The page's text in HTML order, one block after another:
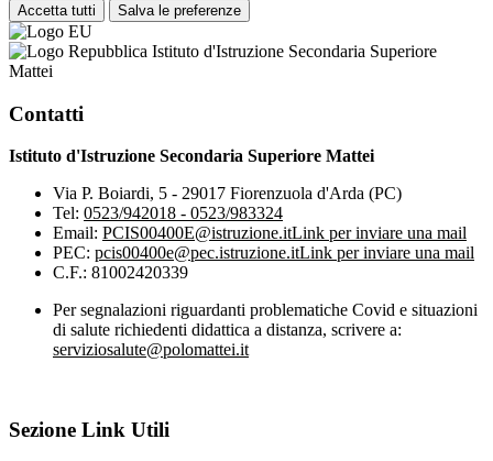
Accetta tutti Salva le preferenze
Istituto d'Istruzione Secondaria Superiore
Mattei
Contatti
Istituto d'Istruzione Secondaria Superiore Mattei
Via P. Boiardi, 5 - 29017 Fiorenzuola d'Arda (PC)
Tel: 0523/942018 - 0523/983324
Email: PCIS00400E@istruzione.itLink per inviare una mail
PEC: pcis00400e@pec.istruzione.itLink per inviare una mail
C.F.: 81002420339
Per segnalazioni riguardanti problematiche Covid e situazioni
di salute richiedenti didattica a distanza, scrivere a:
serviziosalute@polomattei.it
Sezione Link Utili